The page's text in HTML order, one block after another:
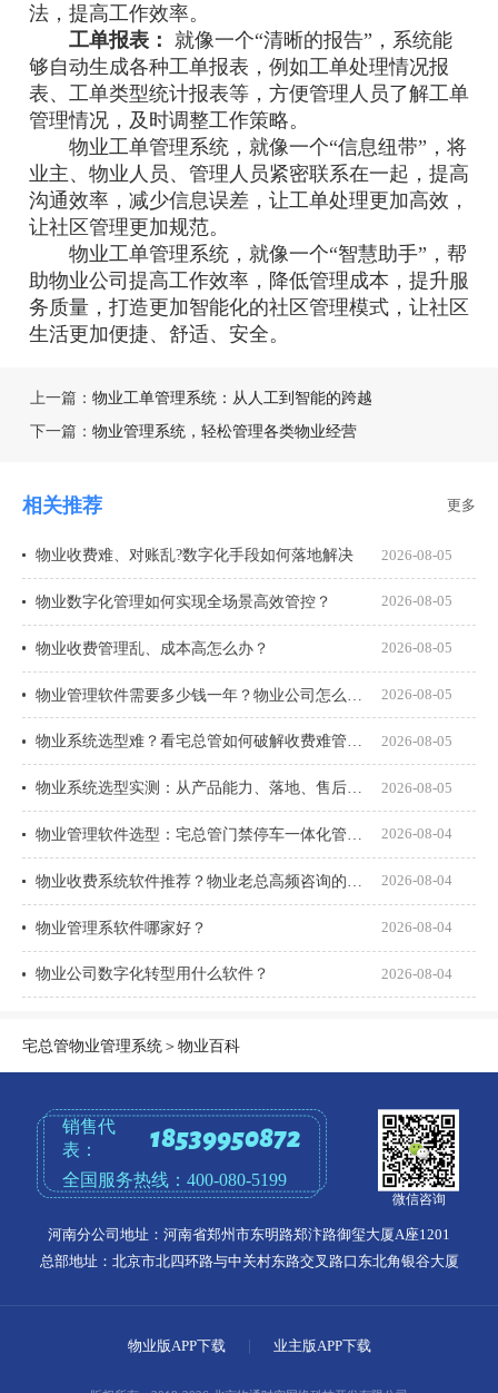
法，提高工作效率。
工单报表：
就像一个“清晰的报告”，系统能
够自动生成各种工单报表，例如工单处理情况报
表、工单类型统计报表等，方便管理人员了解工单
管理情况，及时调整工作策略。
物业工单管理系统，就像一个“信息纽带”，将
业主、物业人员、管理人员紧密联系在一起，提高
沟通效率，减少信息误差，让工单处理更加高效，
让社区管理更加规范。
物业工单管理系统，就像一个“智慧助手”，帮
助物业公司提高工作效率，降低管理成本，提升服
务质量，打造更加智能化的社区管理模式，让社区
生活更加便捷、舒适、安全。
上一篇： 物业工单管理系统：从人工到智能的跨越
下一篇： 物业管理系统，轻松管理各类物业经营
相关推荐 更多
物业收费难、对账乱?数字化手段如何落地解决 2026-08-05
物业数字化管理如何实现全场景高效管控？ 2026-08-05
物业收费管理乱、成本高怎么办？ 2026-08-05
2026-08-05
物业系统选型难？看宅总管如何破解收费难管理乱 2026-08-05
2026-08-05
2026-08-04
2026-08-04
物业管理系软件哪家好？ 2026-08-04
物业公司数字化转型用什么软件？ 2026-08-04
宅总管物业管理系统＞物业百科
销售代
表：
18539950872
全国服务热线：400-080-5199
微信咨询
河南分公司地址：河南省郑州市东明路郑汴路御玺大厦A座1201
总部地址：北京市北四环路与中关村东路交叉路口东北角银谷大厦
物业版APP下载 业主版APP下载